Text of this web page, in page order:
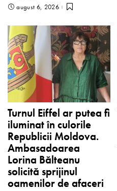
august 6, 2026
Turnul Eiffel ar putea fi
iluminat în culorile
Republicii Moldova.
Ambasadoarea
Lorina Bălteanu
solicită sprijinul
oamenilor de afaceri